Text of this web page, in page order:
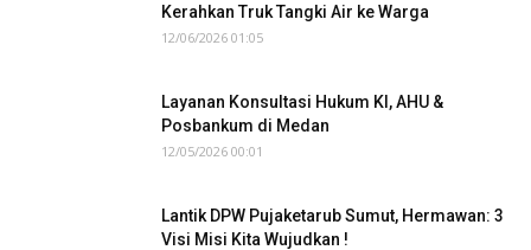
Kerahkan Truk Tangki Air ke Warga
12/06/2026 01:05
Layanan Konsultasi Hukum KI, AHU &
Posbankum di Medan
12/05/2026 00:01
Lantik DPW Pujaketarub Sumut, Hermawan: 3
Visi Misi Kita Wujudkan !